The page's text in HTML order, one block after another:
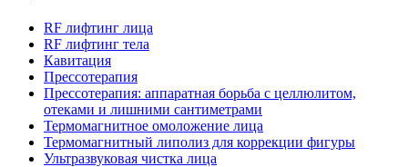
RF лифтинг лица
RF лифтинг тела
Кавитация
Прессотерапия
Прессотерапия: аппаратная борьба с целлюлитом,
отеками и лишними сантиметрами
Термомагнитное омоложение лица
Термомагнитный липолиз для коррекции фигуры
Ультразвуковая чистка лица